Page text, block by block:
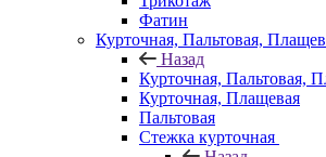
Фатин
Курточная, Пальтовая,
Назад
Курточная, Пальтовая,
Курточная, Плащевая
Пальтовая
Стежка курточная